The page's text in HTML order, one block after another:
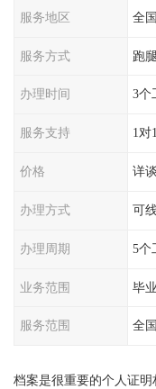
服务地区 全国
服务方式 跑
办理时间 3个
服务支持 1对
价格 详谈
办理方式 可
办理周期 5个
业务范围 毕
服务范围 全国
档案是很重要的个人证